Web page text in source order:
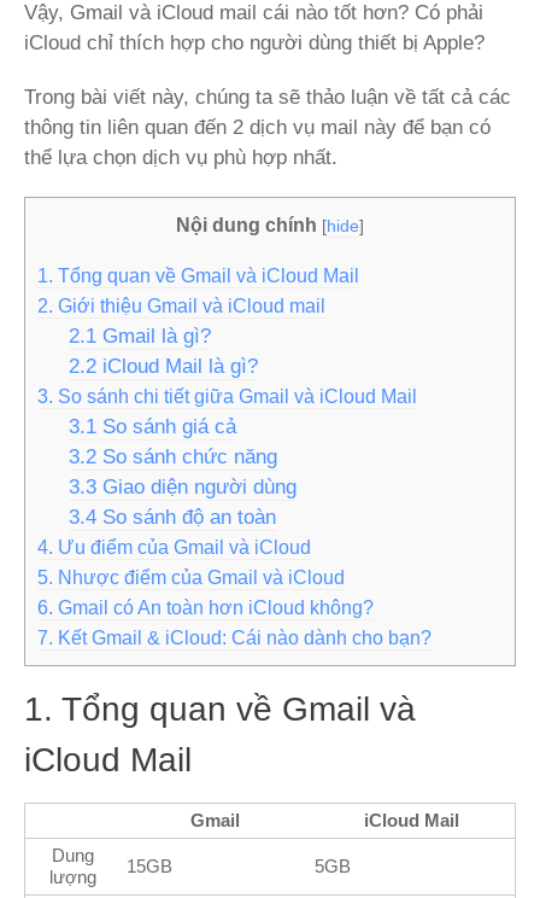
Vậy, Gmail và iCloud mail cái nào tốt hơn? Có phải
iCloud chỉ thích hợp cho người dùng thiết bị Apple?
Trong bài viết này, chúng ta sẽ thảo luận về tất cả các
thông tin liên quan đến 2 dịch vụ mail này để bạn có
thể lựa chọn dịch vụ phù hợp nhất.
Nội dung chính [hide]
1. Tổng quan về Gmail và iCloud Mail
2. Giới thiệu Gmail và iCloud mail
2.1 Gmail là gì?
2.2 iCloud Mail là gì?
3. So sánh chi tiết giữa Gmail và iCloud Mail
3.1 So sánh giá cả
3.2 So sánh chức năng
3.3 Giao diện người dùng
3.4 So sánh độ an toàn
4. Ưu điểm của Gmail và iCloud
5. Nhược điểm của Gmail và iCloud
6. Gmail có An toàn hơn iCloud không?
7. Kết Gmail & iCloud: Cái nào dành cho bạn?
1. Tổng quan về Gmail và
iCloud Mail
Gmail
iCloud Mail
Dung
lượng
15GB 5GB